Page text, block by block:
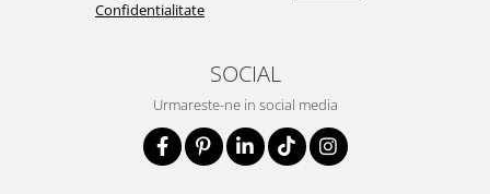
Confidentialitate
SOCIAL
Urmareste-ne in social media